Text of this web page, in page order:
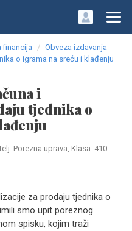
financija
Obveza izdavanja
o igrama na sreću i klađenju
i
tjednika o
Porezna uprava, Klasa: 410-
za prodaju tjednika o
smo upit poreznog
spisku, kojim traži